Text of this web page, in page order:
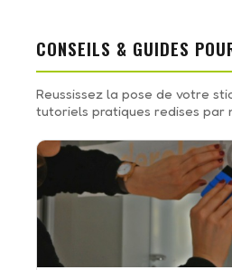
CONSEILS & GUIDES
Reussissez la pose de votre
tutoriels pratiques redises par